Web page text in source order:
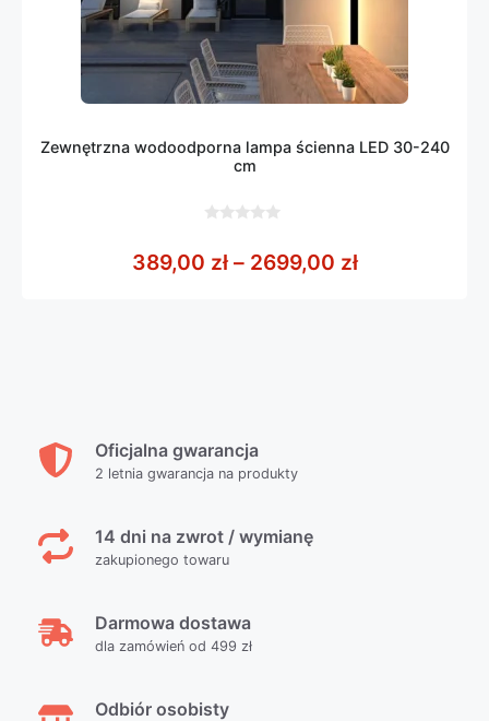
Zewnętrzna wodoodporna lampa ścienna LED 30-240
cm
5
389,00 zł – 2699,00 złZakres cen:
Oficjalna gwarancja
2 letnia gwarancja na produkty
14 dni na zwrot / wymianę
zakupionego towaru
Darmowa dostawa
dla zamówień od 499 zł
Odbiór osobisty